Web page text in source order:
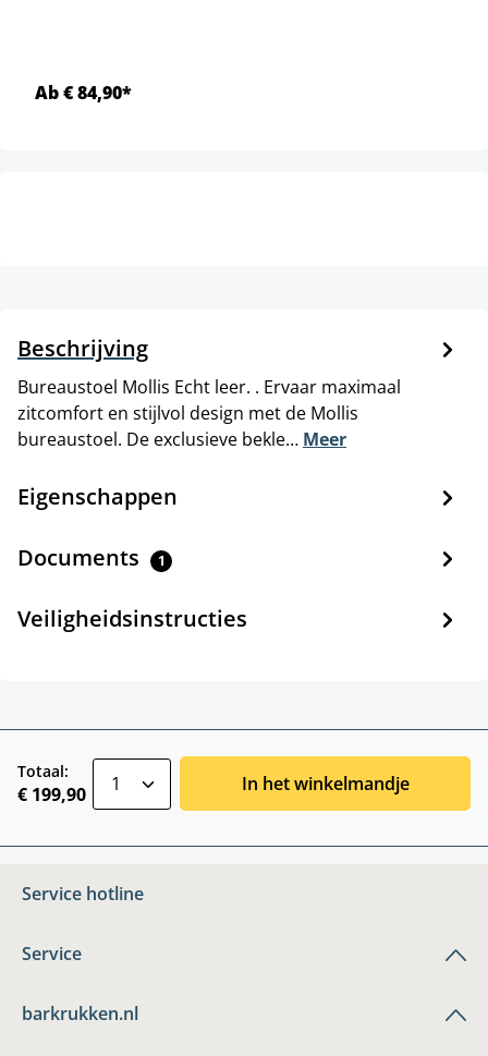
Ab € 84,90*
Beschrijving
Bureaustoel Mollis Echt leer. . Ervaar maximaal
zitcomfort en stijlvol design met de Mollis
bureaustoel. De exclusieve bekle… Meer
Eigenschappen
Documents 1
Veiligheidsinstructies
Totaal:
€ 199,90 In het winkelmandje
Service hotline
Service
barkrukken.nl